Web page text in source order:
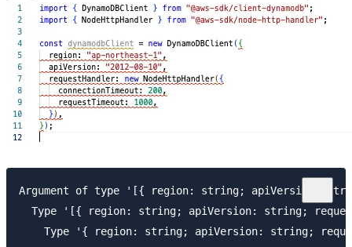
Argument of type '[{ region: string; apiVersion:
Type '[{ region: string; apiVersion: string;
Type '{ region: string; apiVersion: string;